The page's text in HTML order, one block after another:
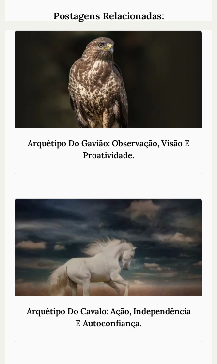
Postagens Relacionadas:
Arquétipo Do Gavião: Observação, Visão E
Proatividade.
Arquétipo Do Cavalo: Ação, Independência
E Autoconfiança.